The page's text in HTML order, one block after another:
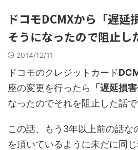
ドコモDCMXから「遅延
そうになったので阻止し
2014/12/11
ドコモのクレジットカード
座の変更を行ったら
「遅延損害
なったのでそれを阻止した話で
この話、もう3年以上前の話な
を頂いているように未だに同